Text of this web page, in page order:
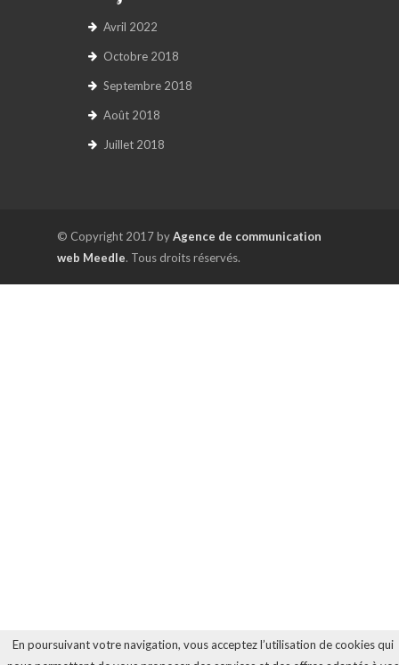
Avril 2022
Octobre 2018
Septembre 2018
Août 2018
Juillet 2018
© Copyright 2017 byAgence de communication
web Meedle. Tous droits réservés.
En poursuivant votre navigation, vous acceptez l’utilisation de cookies qui